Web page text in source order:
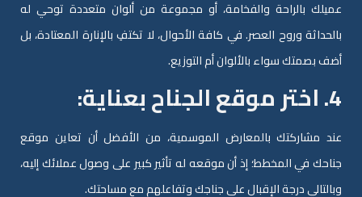
عميلك بالراحة والفخامة، أو مجموعة من ألوان متعددة توحي له
بالحداثة وروح العصر. في كافة الأحوال، لا تكتفِ بالإنارة المعتادة، بل
أضف بصمتك سواء بالألوان أم التوزيع.
4. اختر موقع الجناح بعناية:
عند مشاركتك بالمعارض الموسمية، من الأفضل أن تعاين موقع
جناحك في المخطط؛ إذ أن موقعه له تأثير كبير على وصول عملائك إليه،
وبالتالي درجة الإقبال على جناجك وتفاعلهم مع مساحتك.